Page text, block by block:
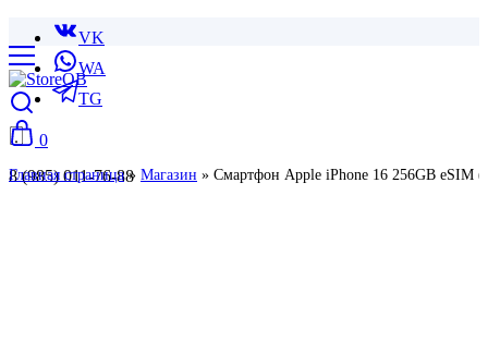
VK
WA
TG
8 (985) 011-76-88
0
Главная страница» Магазин » Смартфон Apple iPhone 16 256GB eSIM